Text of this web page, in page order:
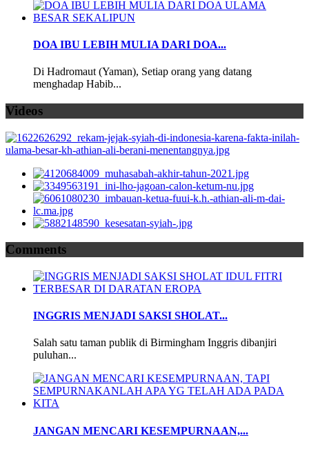
DOA IBU LEBIH MULIA DARI DOA...
Di Hadromaut (Yaman), Setiap orang yang datang
menghadap Habib...
Videos
Comments
INGGRIS MENJADI SAKSI SHOLAT...
Salah satu taman publik di Birmingham Inggris dibanjiri
puluhan...
JANGAN MENCARI KESEMPURNAAN,...